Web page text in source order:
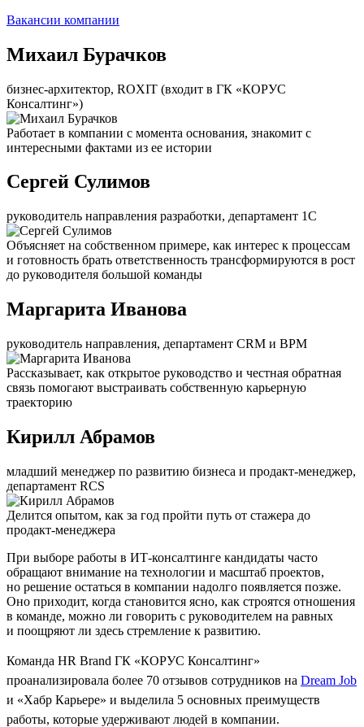
Вакансии компании
Михаил Бурачков
бизнес-архитектор, ROXIT (входит в ГК «КОРУС
Консалтинг»)
Работает в компании с момента основания, знакомит с
интересными фактами из ее истории
Сергей Сулимов
руководитель направления разработки, департамент 1С
Объясняет на собственном примере, как интерес к процессам
и готовность брать ответственность трансформируются в рост
до руководителя большой команды
Маргарита Иванова
руководитель направления, департамент CRM и BPM
Рассказывает, как открытое руководство и честная обратная
связь помогают выстраивать собственную карьерную
траекторию
Кирилл Абрамов
младший менеджер по развитию бизнеса и продакт-менеджер,
департамент RCS
Делится опытом, как за год пройти путь от стажера до
продакт-менеджера
При выборе работы в ИТ-консалтинге кандидаты часто
обращают внимание на технологии и масштаб проектов,
но решение остаться в компании надолго появляется позже.
Оно приходит, когда становится ясно, как строятся отношения
в команде, можно ли говорить с руководителем на равных
и поощряют ли здесь стремление к развитию.
Команда HR Brand ГК «КОРУС Консалтинг»
проанализировала более 70 отзывов сотрудников на Dream Job
и «Хабр Карьере» и выделила 5 основных преимуществ
работы, которые удерживают людей в компании.